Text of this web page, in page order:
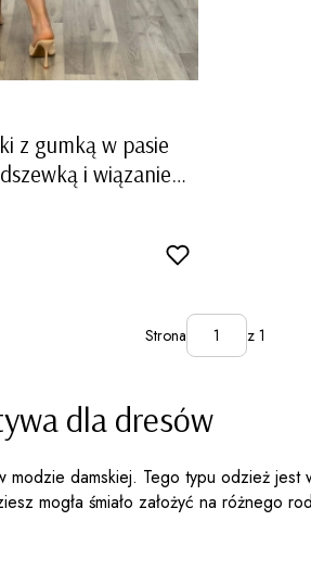
z gumką w pasie
i wiązaniem
Strona z 1
dla dresów
damskiej. Tego typu odzież
mogła śmiało założyć na